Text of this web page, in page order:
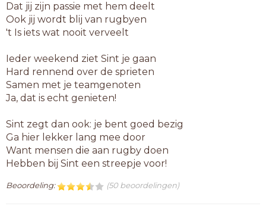
Dat jij zijn passie met hem deelt
Ook jij wordt blij van rugbyen
't Is iets wat nooit verveelt
Ieder weekend ziet Sint je gaan
Hard rennend over de sprieten
Samen met je teamgenoten
Ja, dat is echt genieten!
Sint zegt dan ook: je bent goed bezig
Ga hier lekker lang mee door
Want mensen die aan rugby doen
Hebben bij Sint een streepje voor!
Beoordeling: (50 beoordelingen)